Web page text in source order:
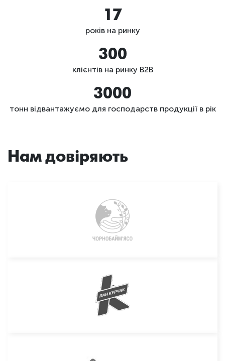
17
років на ринку
300
клієнтів на ринку B2B
3000
тонн відвантажуємо для господарств продукції в рік
Нам довіряють